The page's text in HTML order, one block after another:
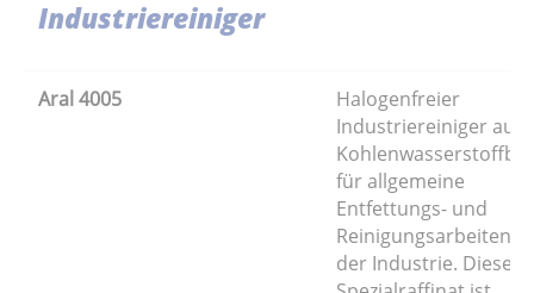
Industriereiniger
Aral 4005
Halogenfreier
Industriereiniger auf
für allgemeine
Entfettungs- und
Reinigungsarbeiten in
der Industrie. Dieses